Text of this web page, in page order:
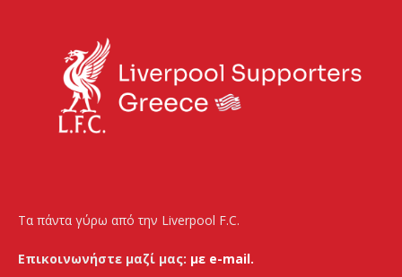
Τα πάντα γύρω από την Liverpool F.C.
Επικοινωνήστε μαζί μας: με e-mail.